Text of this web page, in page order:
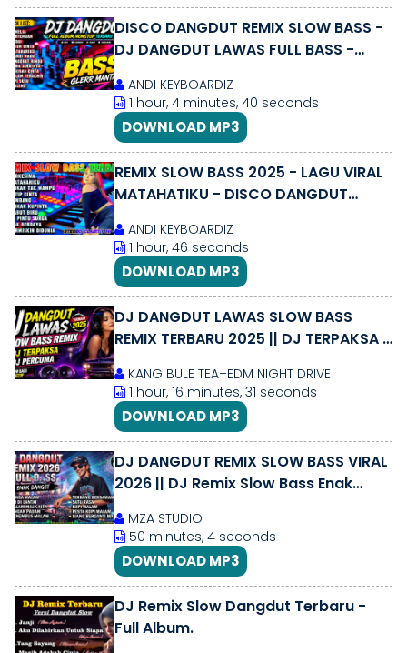
DISCO DANGDUT REMIX SLOW BASS -
DJ DANGDUT LAWAS FULL BASS -
TERBAIK 2026
ANDI KEYBOARDIZ
1 hour, 4 minutes, 40 seconds
DOWNLOAD MP3
REMIX SLOW BASS 2025 - LAGU VIRAL
MATAHATIKU - DISCO DANGDUT
JERNIH
ANDI KEYBOARDIZ
1 hour, 46 seconds
DOWNLOAD MP3
DJ DANGDUT LAWAS SLOW BASS
REMIX TERBARU 2025 || DJ TERPAKSA |
KANG BULE TEA–EDM NIGHT DRIVE
1 hour, 16 minutes, 31 seconds
DOWNLOAD MP3
DJ DANGDUT REMIX SLOW BASS VIRAL
2026 || DJ Remix Slow Bass Enak
MZA STUDIO
50 minutes, 4 seconds
DOWNLOAD MP3
DJ Remix Slow Dangdut Terbaru -
Full Album.